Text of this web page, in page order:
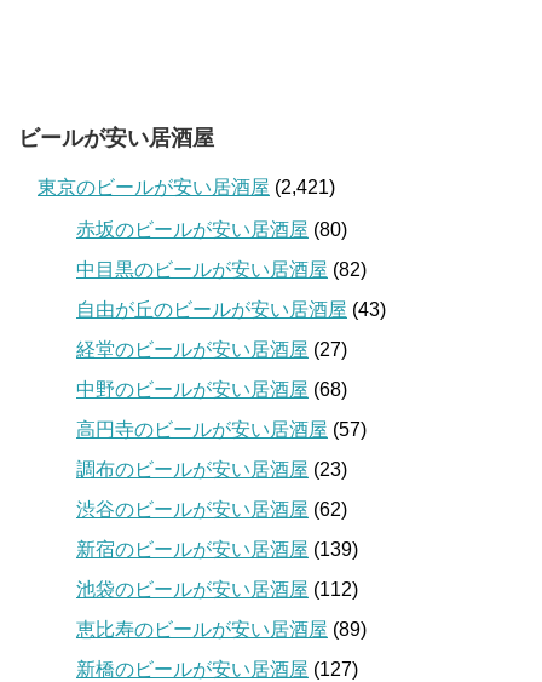
ビールが安い居酒屋
東京のビールが安い居酒屋 (2,421)
赤坂のビールが安い居酒屋 (80)
中目黒のビールが安い居酒屋 (82)
自由が丘のビールが安い居酒屋 (43)
経堂のビールが安い居酒屋 (27)
中野のビールが安い居酒屋 (68)
高円寺のビールが安い居酒屋 (57)
調布のビールが安い居酒屋 (23)
渋谷のビールが安い居酒屋 (62)
新宿のビールが安い居酒屋 (139)
池袋のビールが安い居酒屋 (112)
恵比寿のビールが安い居酒屋 (89)
新橋のビールが安い居酒屋 (127)